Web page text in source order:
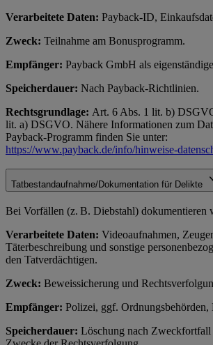
Verarbeitete Daten: Payback-ID,
Zweck: Teilnahme am Bonusprogramm.
Empfänger: Payback GmbH als
Speicherdauer: Nach Payback-Richtlinien.
Rechtsgrundlage: Art. 6 Abs. 1 lit. b)
lit. a) DSGVO. Nähere Informationen zum
Payback-Programm finden Sie unter:
https://www.payback.de/info/hinweise-
Tatbestandaufnahme/Dokumentation für Delikte
Bei Vorfällen (z. B. Diebstahl) dokumentieren
Verarbeitete Daten: Videoaufnahmen,
Täterbeschreibung und sonstige
den Tatverdächtigen.
Zweck: Beweissicherung und
Empfänger: Polizei, ggf. Ordnungsbehörden,
Speicherdauer: Löschung nach Zweckfortfall